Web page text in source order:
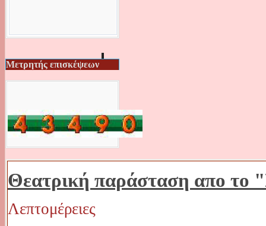
Μετρητής επισκέψεων
Θεατρική παράσταση απο το
Λεπτομέρειες